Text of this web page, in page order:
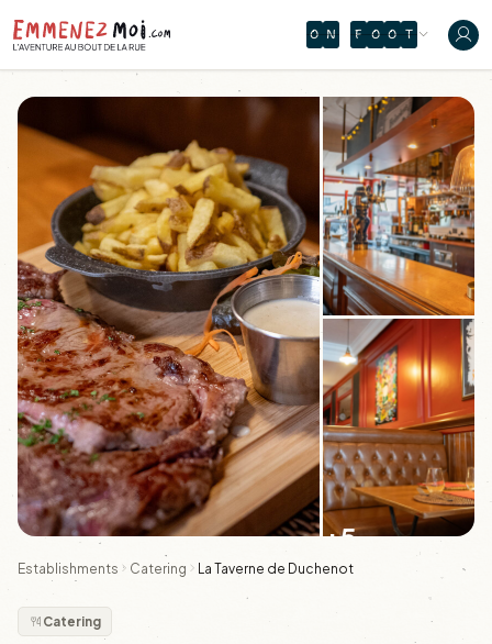
Â H É A J
+5
Establishments Catering La Taverne de Duchenot
Catering